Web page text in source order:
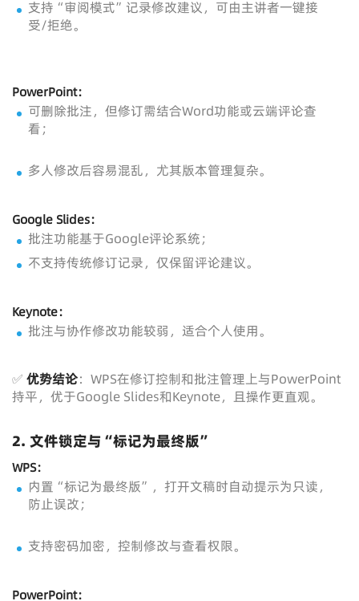
支持“审阅模式”记录修改建议，可由主讲者一键接
受/拒绝。
PowerPoint：
可删除批注，但修订需结合Word功能或云端评论查
看；
多人修改后容易混乱，尤其版本管理复杂。
Google Slides：
批注功能基于Google评论系统；
不支持传统修订记录，仅保留评论建议。
Keynote：
批注与协作修改功能较弱，适合个人使用。
✅ 优势结论：WPS在修订控制和批注管理上与PowerPoint
持平，优于Google Slides和Keynote，且操作更直观。
2. 文件锁定与“标记为最终版”
WPS：
内置“标记为最终版”，打开文稿时自动提示为只读，
防止误改；
支持密码加密，控制修改与查看权限。
PowerPoint：